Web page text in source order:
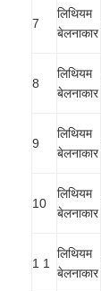
7
लिथियम
बेलनाकार
8
लिथियम
बेलनाकार
9
लिथियम
बेलनाकार
10
लिथियम
बेलनाकार
1 1
लिथियम
बेलनाकार